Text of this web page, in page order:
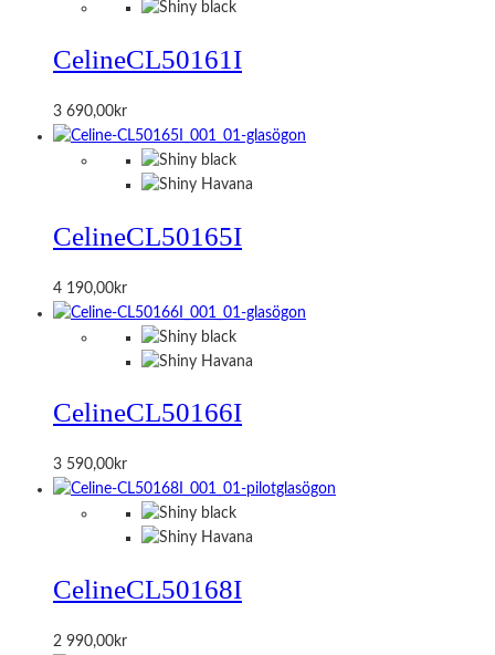
CelineCL50161I
3 690,00kr
CelineCL50165I
4 190,00kr
CelineCL50166I
3 590,00kr
CelineCL50168I
2 990,00kr